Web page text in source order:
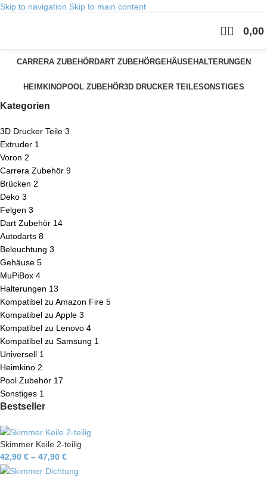
Skip to navigation Skip to main content
0,00
CARRERA ZUBEHÖRDART ZUBEHÖRGEHÄUSEHALTERUNGEN
HEIMKINOPOOL ZUBEHÖR3D DRUCKER TEILESONSTIGES
Kategorien
3D Drucker Teile 3
Extruder 1
Voron 2
Carrera Zubehör 9
Brücken 2
Deko 3
Felgen 3
Dart Zubehör 14
Autodarts 8
Beleuchtung 3
Gehäuse 5
MuPiBox 4
Halterungen 13
Kompatibel zu Amazon Fire 5
Kompatibel zu Apple 3
Kompatibel zu Lenovo 4
Kompatibel zu Samsung 1
Universell 1
Heimkino 2
Pool Zubehör 17
Sonstiges 1
Bestseller
Skimmer Keile 2-teilig
42,90 € – 47,90 €